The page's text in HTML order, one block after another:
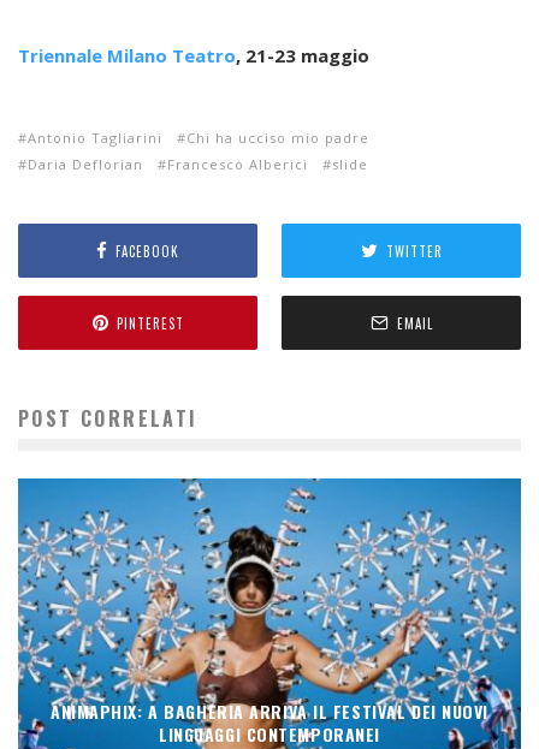
Triennale Milano Teatro, 21-23 maggio
Antonio Tagliarini
Chi ha ucciso mio padre
Daria Deflorian
Francesco Alberici slide
FACEBOOK TWITTER
PINTEREST EMAIL
POST CORRELATI
ANIMAPHIX: A BAGHERIA ARRIVA IL FESTIVAL DEI NUOVI
LINGUAGGI CONTEMPORANEI